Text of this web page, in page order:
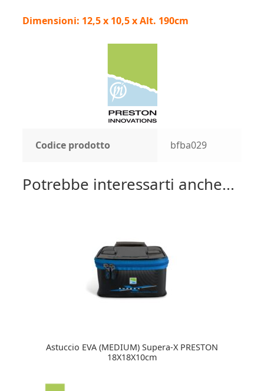
Dimensioni: 12,5 x 10,5 x Alt. 190cm
Codice prodotto bfba029
Potrebbe interessarti anche...
Astuccio EVA (MEDIUM) Supera-X PRESTON
18X18X10cm